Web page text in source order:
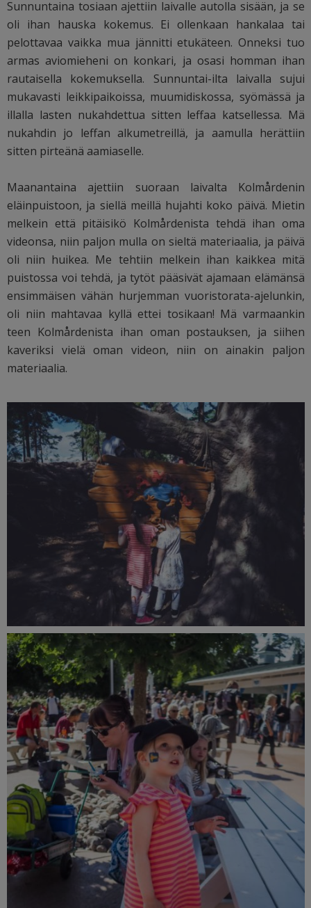
Sunnuntaina tosiaan ajettiin laivalle autolla sisään, ja se
oli ihan hauska kokemus. Ei ollenkaan hankalaa tai
pelottavaa vaikka mua jännitti etukäteen. Onneksi tuo
armas aviomieheni on konkari, ja osasi homman ihan
rautaisella kokemuksella. Sunnuntai-ilta laivalla sujui
mukavasti leikkipaikoissa, muumidiskossa, syömässä ja
illalla lasten nukahdettua sitten leffaa katsellessa. Mä
nukahdin jo leffan alkumetreillä, ja aamulla herättiin
sitten pirteänä aamiaselle.
Maanantaina ajettiin suoraan laivalta Kolmårdenin
eläinpuistoon, ja siellä meillä hujahti koko päivä. Mietin
melkein että pitäisikö Kolmårdenista tehdä ihan oma
videonsa, niin paljon mulla on sieltä materiaalia, ja päivä
oli niin huikea. Me tehtiin melkein ihan kaikkea mitä
puistossa voi tehdä, ja tytöt pääsivät ajamaan elämänsä
ensimmäisen vähän hurjemman vuoristorata-ajelunkin,
oli niin mahtavaa kyllä ettei tosikaan! Mä varmaankin
teen Kolmårdenista ihan oman postauksen, ja siihen
kaveriksi vielä oman videon, niin on ainakin paljon
materiaalia.